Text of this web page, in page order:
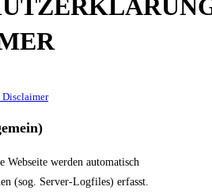
werden automatisch
(sog. Server-Logfiles) erfasst.